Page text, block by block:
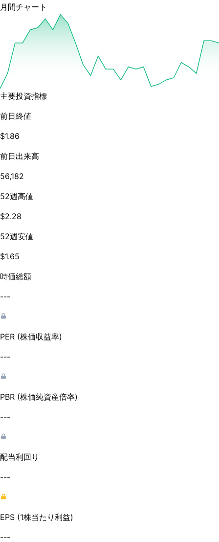
月間チャート
主要投資指標
前日終値
$1.86
前日出来高
56,182
52週高値
$2.28
52週安値
$1.65
時価総額
---
PER (株価収益率)
---
PBR (株価純資産倍率)
---
配当利回り
---
EPS (1株当たり利益)
---